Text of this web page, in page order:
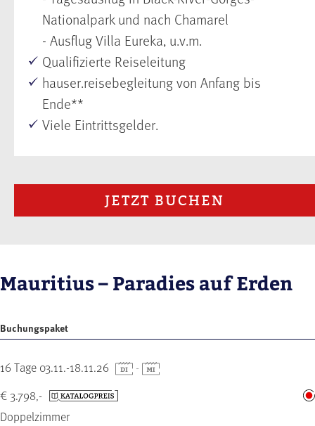
Nationalpark und nach Chamarel
- Ausflug Villa Eureka, u.v.m.
Qualifizierte Reiseleitung
hauser.reisebegleitung von Anfang bis
Ende**
Viele Eintrittsgelder.
JETZT BUCHEN
Mauritius – Paradies auf Erden
Buchungspaket
16 Tage 03.11.-18.11.26 -
Doppelzimmer
€ 3.798,-